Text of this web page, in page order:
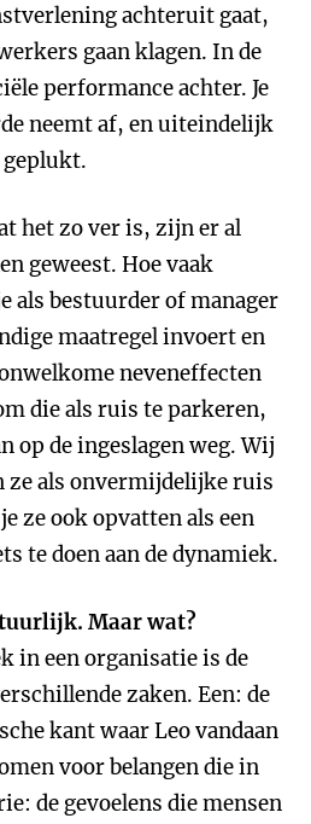
achteruit gaat,
gaan klagen. In de
performance achter. Je
neemt af, en uiteindelijk
geplukt.
het zo ver is, zijn er al
geweest. Hoe vaak
als bestuurder of manager
maatregel invoert en
neveneffecten
die als ruis te parkeren,
op de ingeslagen weg. Wij
ze als onvermijdelijke ruis
ze ook opvatten als een
te doen aan de dynamiek.
Maar wat?
in een organisatie is de
zaken. Een: de
kant waar Leo vandaan
voor belangen die in
de gevoelens die mensen